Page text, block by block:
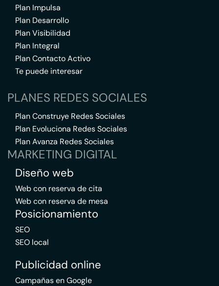
Plan Impulsa
Plan Desarrollo
Plan Visibilidad
Plan Integral
Plan Contacto Activo
Te puede interesar
PLANES REDES SOCIALES
Plan Construye Redes Sociales
Plan Evoluciona Redes Sociales
Plan Avanza Redes Sociales
MARKETING DIGITAL
Diseño web
Web con reserva de cita
Web con reserva de mesa
Posicionamiento
SEO
SEO local
Publicidad online
Campañas en Google